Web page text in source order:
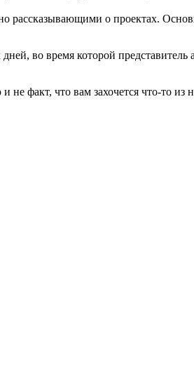
рассказывающими о проектах.
во время которой представитель
факт, что вам захочется что-то из